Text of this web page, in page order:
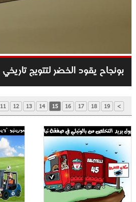
بونجاح يقود الخضر لتتويج تاريخي
11 12 13 14 15 16 17 18 19 >